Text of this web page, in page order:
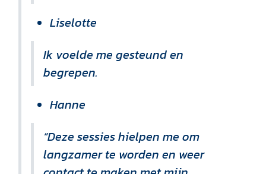
Liselotte
Ik voelde me gesteund en
begrepen.
Hanne
“Deze sessies hielpen me om
langzamer te worden en weer